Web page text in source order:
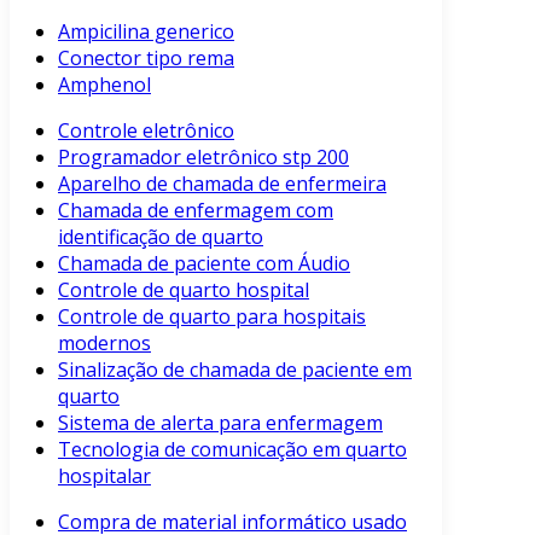
Ampicilina generico
Conector tipo rema
Amphenol
Controle eletrônico
Programador eletrônico stp 200
Aparelho de chamada de enfermeira
Chamada de enfermagem com
identificação de quarto
Chamada de paciente com Áudio
Controle de quarto hospital
Controle de quarto para hospitais
modernos
Sinalização de chamada de paciente em
quarto
Sistema de alerta para enfermagem
Tecnologia de comunicação em quarto
hospitalar
Compra de material informático usado